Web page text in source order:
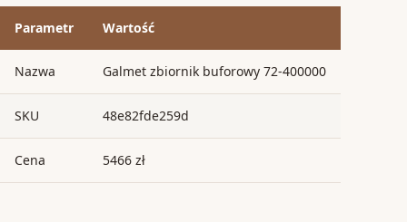
Parametr Wartość
Nazwa Galmet zbiornik buforowy 72-400000
SKU 48e82fde259d
Cena 5466 zł